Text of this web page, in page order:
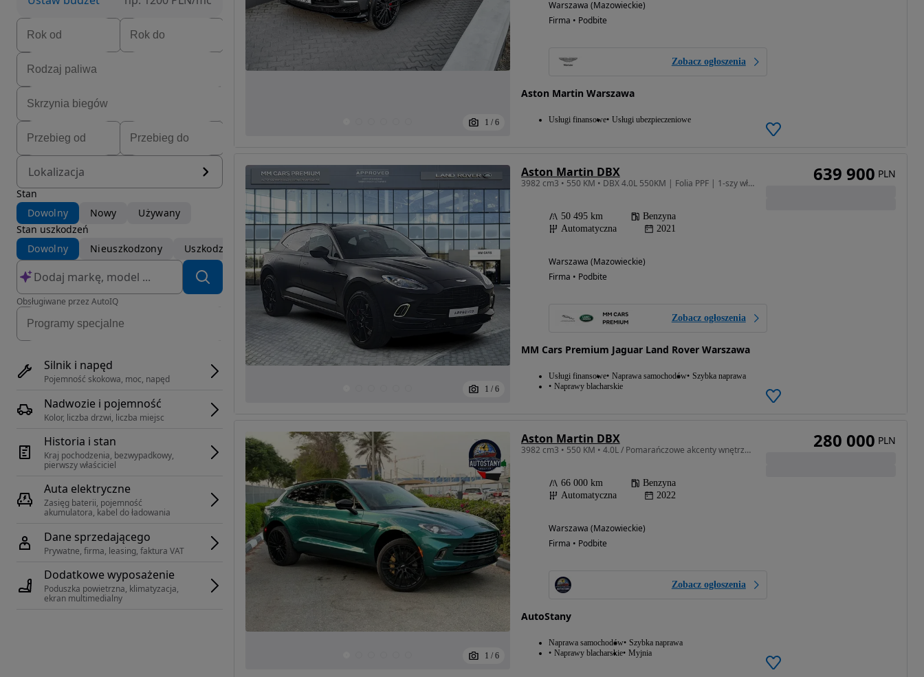
Lokalizacja
Stan
Dowolny
Nowy
Używany
Stan uszkodzeń
Dowolny
Nieuszkodzony Uszkodzony
Obsługiwane przez AutoIQ
Silnik i napęd
Pojemność skokowa, moc, napęd
Nadwozie i pojemność
Kolor, liczba drzwi, liczba miejsc
Historia i stan
Kraj pochodzenia, bezwypadkowy,
pierwszy właściciel
Auta elektryczne
Zasięg baterii, pojemność
akumulatora, kabel do ładowania
Dane sprzedającego
Prywatne, firma, leasing, faktura VAT
Dodatkowe wyposażenie
Poduszka powietrzna, klimatyzacja,
ekran multimedialny
1 / 6
Warszawa (Mazowieckie)
Firma • Podbite
Zobacz ogłoszenia
Aston Martin Warszawa
Usługi finansowe Usługi ubezpieczeniowe
1 / 6
Aston Martin DBX
3982 cm3 • 550 KM • DBX 4.0L 550KM | Folia PPF | 1-szy właściciel
50 495 km
Benzyna
Automatyczna
2021
Warszawa (Mazowieckie)
Firma • Podbite
Zobacz ogłoszenia
MM Cars Premium Jaguar Land Rover Warszawa
Usługi finansowe Naprawa samochodów Szybka naprawa
Naprawy blacharskie
639 900 PLN
1 / 6
Aston Martin DBX
3982 cm3 • 550 KM • 4.0L / Pomarańczowe akcenty wnętrza / Auto Sprawdzone
66 000 km
Benzyna
Automatyczna
2022
Warszawa (Mazowieckie)
Firma • Podbite
Zobacz ogłoszenia
AutoStany
Naprawa samochodów Szybka naprawa
Naprawy blacharskie Myjnia
280 000 PLN